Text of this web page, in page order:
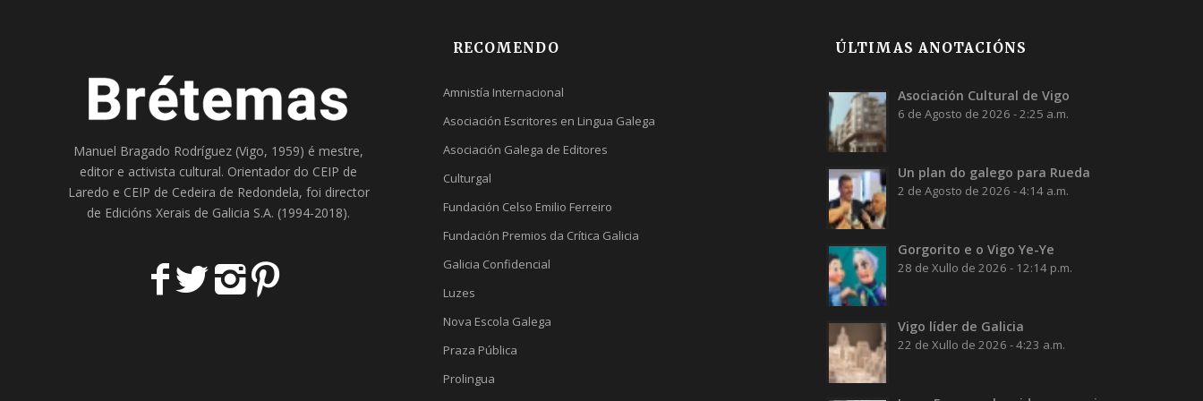
Manuel Bragado Rodríguez (Vigo, 1959) é mestre,
editor e activista cultural. Orientador do CEIP de
Laredo e CEIP de Cedeira de Redondela, foi director
de Edicións Xerais de Galicia S.A. (1994-2018).
RECOMENDO
Amnistía Internacional
Asociación Escritores en Lingua Galega
Asociación Galega de Editores
Culturgal
Fundación Celso Emilio Ferreiro
Fundación Premios da Crítica Galicia
Galicia Confidencial
Luzes
Nova Escola Galega
Praza Pública
Prolingua
ÚLTIMAS ANOTACIÓNS
Asociación Cultural de Vigo
6 de Agosto de 2026 - 2:25 a.m.
Un plan do galego para Rueda
2 de Agosto de 2026 - 4:14 a.m.
Gorgorito e o Vigo Ye-Ye
28 de Xullo de 2026 - 12:14 p.m.
Vigo líder de Galicia
22 de Xullo de 2026 - 4:23 a.m.